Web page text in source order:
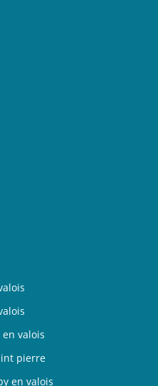
valois
pierre
en valois